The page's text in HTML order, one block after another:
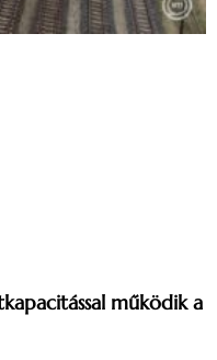
működik a